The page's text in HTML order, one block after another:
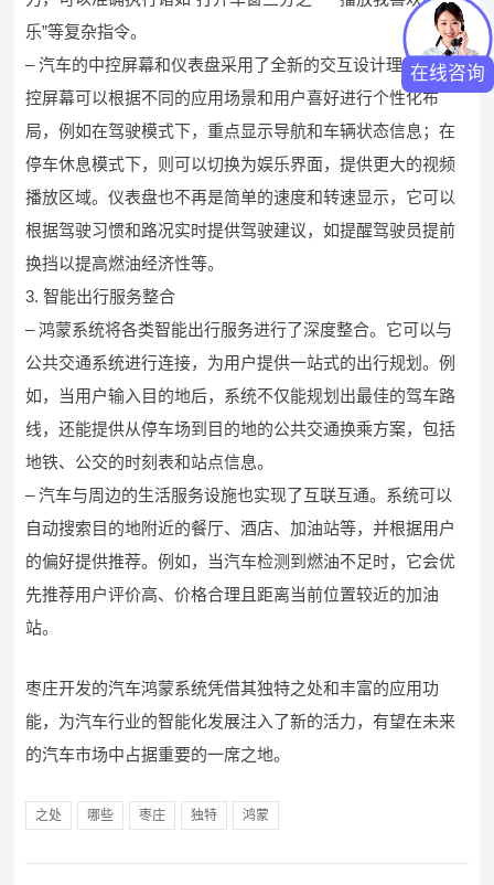
乐”等复杂指令。
– 汽车的中控屏幕和仪表盘采用了全新的交互设计理念。中
控屏幕可以根据不同的应用场景和用户喜好进行个性化布
局，例如在驾驶模式下，重点显示导航和车辆状态信息；在
停车休息模式下，则可以切换为娱乐界面，提供更大的视频
播放区域。仪表盘也不再是简单的速度和转速显示，它可以
根据驾驶习惯和路况实时提供驾驶建议，如提醒驾驶员提前
换挡以提高燃油经济性等。
3. 智能出行服务整合
– 鸿蒙系统将各类智能出行服务进行了深度整合。它可以与
公共交通系统进行连接，为用户提供一站式的出行规划。例
如，当用户输入目的地后，系统不仅能规划出最佳的驾车路
线，还能提供从停车场到目的地的公共交通换乘方案，包括
地铁、公交的时刻表和站点信息。
– 汽车与周边的生活服务设施也实现了互联互通。系统可以
自动搜索目的地附近的餐厅、酒店、加油站等，并根据用户
的偏好提供推荐。例如，当汽车检测到燃油不足时，它会优
先推荐用户评价高、价格合理且距离当前位置较近的加油
站。
枣庄开发的汽车鸿蒙系统凭借其独特之处和丰富的应用功
能，为汽车行业的智能化发展注入了新的活力，有望在未来
的汽车市场中占据重要的一席之地。
之处 哪些 枣庄 独特 鸿蒙
在线咨询